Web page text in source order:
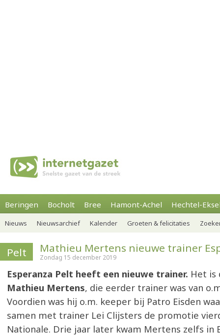
Beringen Bocholt Bree Hamont-Achel Hechtel-
Nieuws Nieuwsarchief Kalender Groeten & felicitaties
Pelt Mathieu Mertens nieuwe trainer
Zondag 15 december 2019
Esperanza Pelt heeft een nieuwe trainer. Het is
Mathieu Mertens, die eerder trainer was van
Voordien was hij o.m. keeper bij Patro Eisden
samen met trainer Lei Clijsters de promotie
Nationale. Drie jaar later kwam Mertens zelfs in